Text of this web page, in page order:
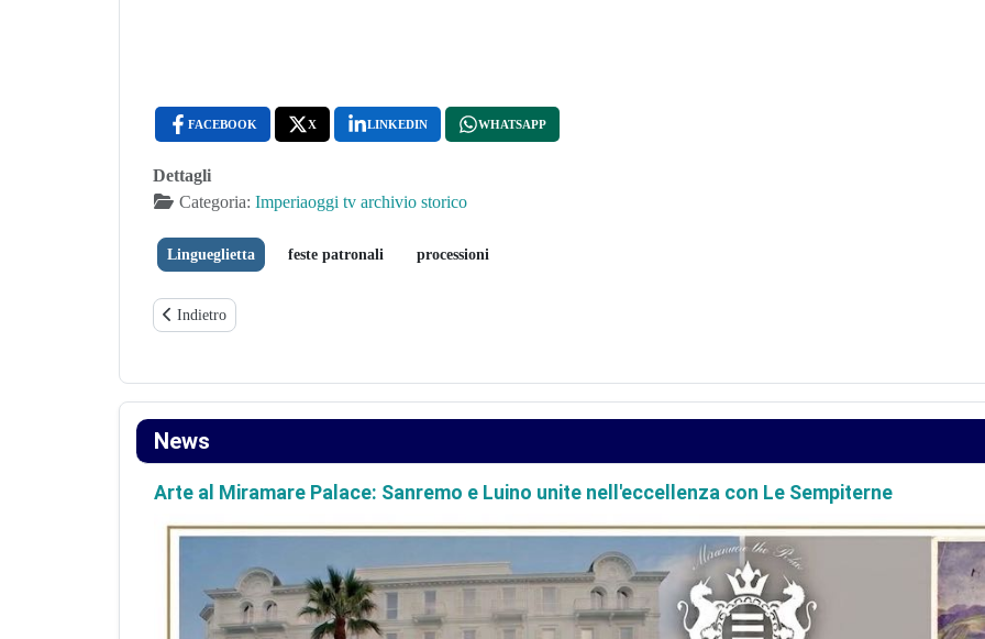
FACEBOOK X LINKEDIN WHATSAPP
Dettagli
Categoria: Imperiaoggi tv archivio storico
Lingueglietta feste patronali processioni
Articolo precedente: Civezza Processione Straordinaria della Madonna degli Angeli e Confraternite
Indietro
News
Arte al Miramare Palace: Sanremo e Luino unite nell'eccellenza con Le Sempiterne